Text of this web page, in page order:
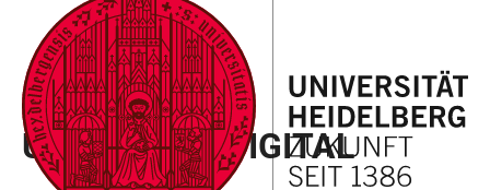
LINKS
ZUR
BARRIEREFREIHEIT
ZUM
HAUPTINHALT
HAUPTNAVIGATION
ÖFFNEN
WEBSEITENSUCHE
ÖFFNEN
FEBRUAR 2026
UNISPIEGEL DIGITAL